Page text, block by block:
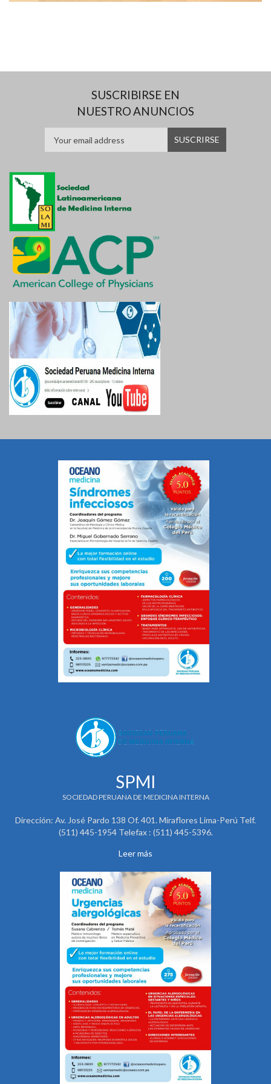
SUSCRIBIRSE EN
NUESTRO ANUNCIOS
SPMI
SOCIEDAD PERUANA DE MEDICINA INTERNA
Dirección: Av. José Pardo 138 Of. 401. Miraflores Lima-Perú Telf.
(511) 445-1954 Telefax : (511) 445-5396.
Leer más